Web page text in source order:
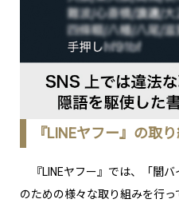
『LINEヤフー』の取
『LINEヤフー』では、「闇
のための様々な取り組みを行っ